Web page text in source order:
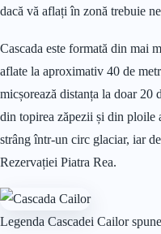
dacă vă aflați în zonă trebuie
Cascada este formată din mai
aflate la aproximativ 40 de
micșorează distanța la doar 20
din topirea zăpezii și din ploile
strâng într-un circ glaciar, iar
Rezervației Piatra Rea.
Legenda Cascadei Cailor